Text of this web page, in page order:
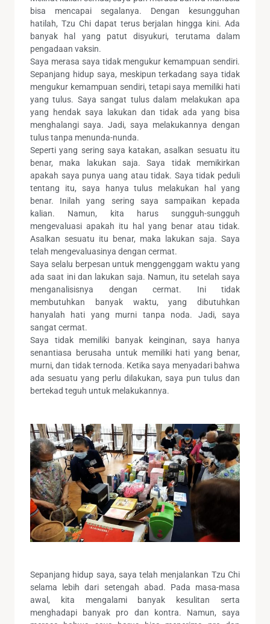
bisa mencapai segalanya. Dengan kesungguhan
hatilah, Tzu Chi dapat terus berjalan hingga kini. Ada
banyak hal yang patut disyukuri, terutama dalam
pengadaan vaksin.
Saya merasa saya tidak mengukur kemampuan sendiri.
Sepanjang hidup saya, meskipun terkadang saya tidak
mengukur kemampuan sendiri, tetapi saya memiliki hati
yang tulus. Saya sangat tulus dalam melakukan apa
yang hendak saya lakukan dan tidak ada yang bisa
menghalangi saya. Jadi, saya melakukannya dengan
tulus tanpa menunda-nunda.
Seperti yang sering saya katakan, asalkan sesuatu itu
benar, maka lakukan saja. Saya tidak memikirkan
apakah saya punya uang atau tidak. Saya tidak peduli
tentang itu, saya hanya tulus melakukan hal yang
benar. Inilah yang sering saya sampaikan kepada
kalian. Namun, kita harus sungguh-sungguh
mengevaluasi apakah itu hal yang benar atau tidak.
Asalkan sesuatu itu benar, maka lakukan saja. Saya
telah mengevaluasinya dengan cermat.
Saya selalu berpesan untuk menggenggam waktu yang
ada saat ini dan lakukan saja. Namun, itu setelah saya
menganalisisnya dengan cermat. Ini tidak
membutuhkan banyak waktu, yang dibutuhkan
hanyalah hati yang murni tanpa noda. Jadi, saya
sangat cermat.
Saya tidak memiliki banyak keinginan, saya hanya
senantiasa berusaha untuk memiliki hati yang benar,
murni, dan tidak ternoda. Ketika saya menyadari bahwa
ada sesuatu yang perlu dilakukan, saya pun tulus dan
bertekad teguh untuk melakukannya.
Sepanjang hidup saya, saya telah menjalankan Tzu Chi
selama lebih dari setengah abad. Pada masa-masa
awal, kita mengalami banyak kesulitan serta
menghadapi banyak pro dan kontra. Namun, saya